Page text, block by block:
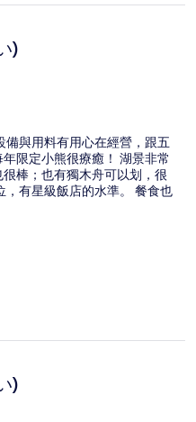
)
與用料有用心在經營，跟五
限定小熊很療癒！ 湖景非常
棒；也有獨木舟可以划，很
有星級飯店的水準。 餐食也
)